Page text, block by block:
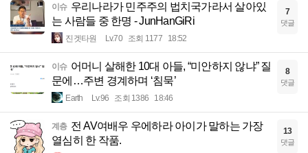
이슈 우리나라가 민주주의 법치국가라서 살아있
는 사람들 중 한명 - JunHanGiRi
진겟타원 Lv.70 조회 1177 18:52
7
댓글
이슈 어머니 살해한 10대 아들, “미안하지 않냐” 질
문에…주변 경계하며 ‘침묵’
Earth Lv.96 조회 1386 18:46
8
댓글
계층 전 AV여배우 우에하라 아이가 말하는 가장
열심히 한 작품.
13
댓글